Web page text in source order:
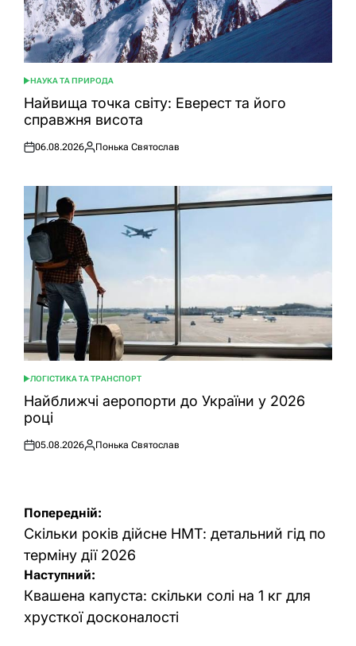
ОПУБЛІКУВАТИ
У
НАУКА ТА ПРИРОДА
Найвища точка світу: Еверест та його
справжня висота
Оприлюднено
06.08.2026
Опубліковано
Понька Святослав
ОПУБЛІКУВАТИ
У
ЛОГІСТИКА ТА ТРАНСПОРТ
Найближчі аеропорти до України у 2026
році
Оприлюднено
05.08.2026
Опубліковано
Понька Святослав
Навігація
записів
Попередній:
Скільки років дійсне НМТ: детальний гід по
терміну дії 2026
Наступний:
Квашена капуста: скільки солі на 1 кг для
хрусткої досконалості